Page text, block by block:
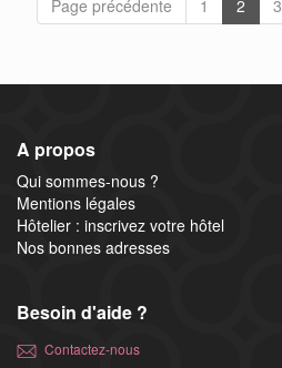
Page précédente 1 2 3
A propos
Qui sommes-nous ?
Mentions légales
Hôtelier : inscrivez votre hôtel
Nos bonnes adresses
Besoin d'aide ?
Contactez-nous